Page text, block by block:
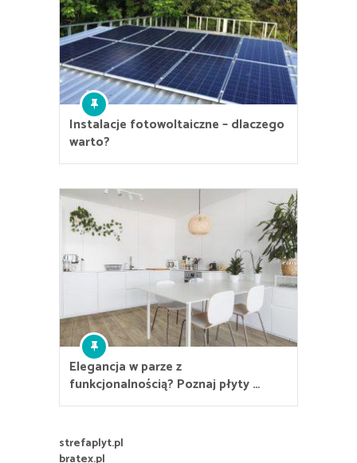
Instalacje fotowoltaiczne – dlaczego
warto?
Elegancja w parze z
funkcjonalnością? Poznaj płyty …
strefaplyt.pl